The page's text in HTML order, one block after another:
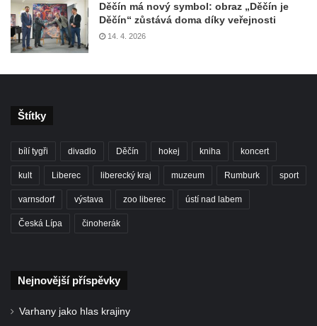
Děčín má nový symbol: obraz „Děčín je
Děčín“ zůstává doma díky veřejnosti
14. 4. 2026
Štítky
bílí tygři divadlo Děčín hokej kniha koncert
kult Liberec liberecký kraj muzeum Rumburk sport
varnsdorf výstava zoo liberec ústí nad labem
Česká Lípa činoherák
Nejnovější příspěvky
Varhany jako hlas krajiny